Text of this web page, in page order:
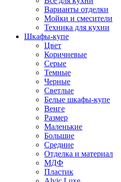
Варианты отделки
Мойки и смесители
Техника для кухни
Шкафы-купе
Цвет
Коричневые
Серые
Темные
Черные
Светлые
Белые шкафы-купе
Венге
Размер
Маленькие
Большие
Средние
Отделка и материал
МДФ
Пластик